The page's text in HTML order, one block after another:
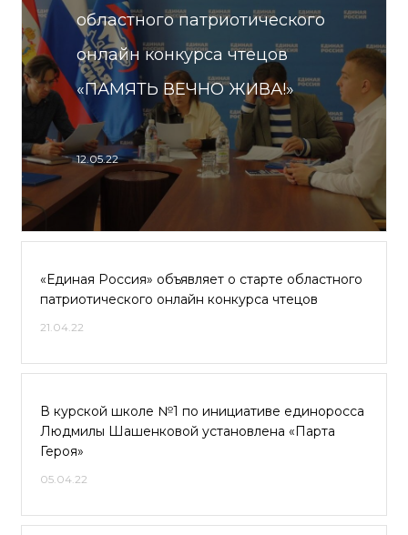
областного патриотического
онлайн конкурса чтецов
«ПАМЯТЬ ВЕЧНО ЖИВА!»
12.05.22
«Единая Россия» объявляет о старте областного
патриотического онлайн конкурса чтецов
21.04.22
В курской школе №1 по инициативе единоросса
Людмилы Шашенковой установлена «Парта
Героя»
05.04.22